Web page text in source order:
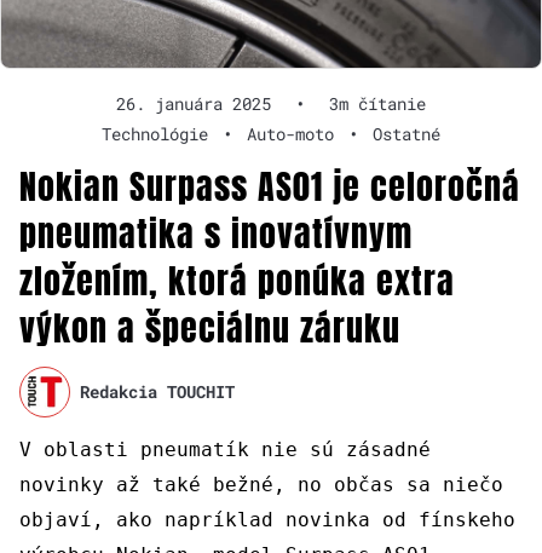
26. januára 2025 •
3m čítanie
Technológie
• Auto-moto • Ostatné
Nokian Surpass AS01 je celoročná
pneumatika s inovatívnym
zložením, ktorá ponúka extra
výkon a špeciálnu záruku
Redakcia TOUCHIT
V oblasti pneumatík nie sú zásadné
novinky až také bežné, no občas sa niečo
objaví, ako napríklad novinka od fínskeho